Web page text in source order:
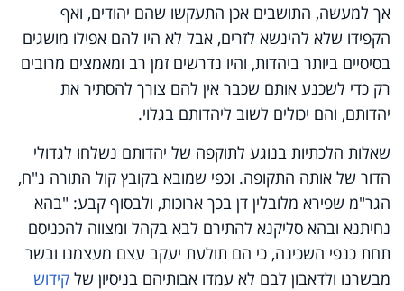
אך למעשה, התושבים אכן התעקשו שהם יהודים, ואף
הקפידו שלא להינשא לזרים, אבל לא היו להם אפילו מושגים
בסיסיים ביותר ביהדות, והיו נדרשים זמן רב ומאמצים מרובים
רק כדי לשכנע אותם שכבר אין להם צורך להסתיר את
יהדותם, והם יכולים לשוב ליהדותם בגלוי.
שאלות הלכתיות בנוגע לתוקפה של יהדותם נשלחו לגדולי
הדור של אותה התקופה. וכפי שמובא בקובץ קול התורה נ"ח,
הגר"מ שפירא מלובלין דן בכך ארוכות, ולבסוף קבע: "בהא
נחיתנא ובהא סליקנא להתירם לבא בקהל ומצווה להכניסם
תחת כנפי השכינה, כי הם תולעת יעקב עצם מעצמנו ובשר
מבשרנו ולדאבון לבם לא עמדו אבותיהם בניסיון של קידוש